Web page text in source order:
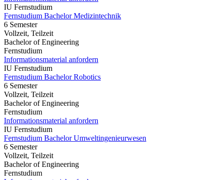
IU Fernstudium
Fernstudium Bachelor Medizintechnik
6 Semester
Vollzeit, Teilzeit
Bachelor of Engineering
Fernstudium
Informationsmaterial anfordern
IU Fernstudium
Fernstudium Bachelor Robotics
6 Semester
Vollzeit, Teilzeit
Bachelor of Engineering
Fernstudium
Informationsmaterial anfordern
IU Fernstudium
Fernstudium Bachelor Umweltingenieurwesen
6 Semester
Vollzeit, Teilzeit
Bachelor of Engineering
Fernstudium